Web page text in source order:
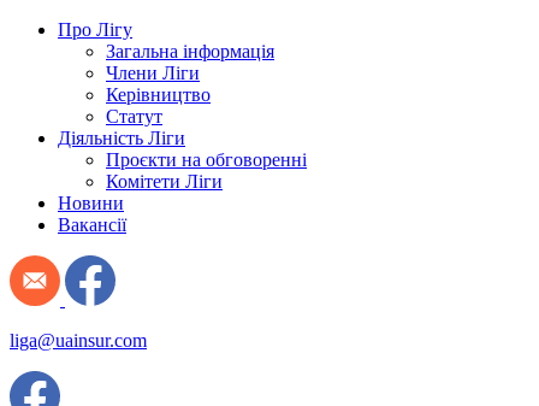
Про Лігу
Загальна інформація
Члени Ліги
Керівництво
Статут
Діяльність Ліги
Проєкти на обговоренні
Комітети Ліги
Новини
Вакансії
liga@uainsur.com